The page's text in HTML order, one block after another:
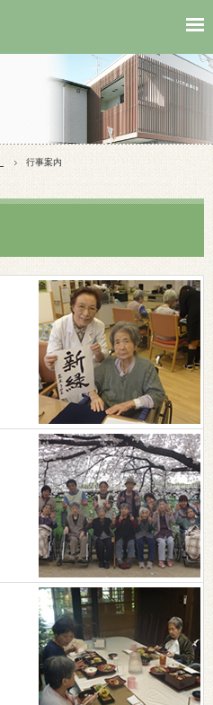
行事案内